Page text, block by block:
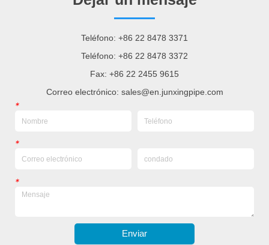
Teléfono: +86 22 8478 3371
Teléfono: +86 22 8478 3372
Fax: +86 22 2455 9615
Correo electrónico: sales@en.junxingpipe.com
*
*
*
Enviar